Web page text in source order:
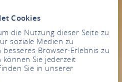
Cookies
die Nutzung dieser Seite zu
soziale Medien zu
Browser-Erlebnis zu
Sie jederzeit
Sie in unserer